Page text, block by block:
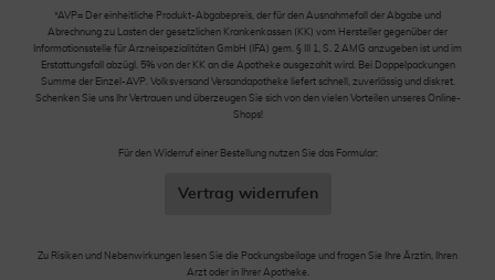
*AVP= Der einheitliche Produkt-Abgabepreis, der für den Ausnahmefall der Abgabe und
Abrechnung zu Lasten der gesetzlichen Krankenkassen (KK) vom Hersteller gegenüber der
Informationsstelle für Arzneispezialitäten GmbH (IFA) gem. § III 1, S. 2 AMG anzugeben ist und im
Erstattungsfall abzügl. 5% von der KK an die Apotheke ausgezahlt wird. Bei Doppelpackungen
Summe der Einzel-AVP. Volksversand Versandapotheke liefert schnell, zuverlässig und diskret.
Schenken Sie uns Ihr Vertrauen und überzeugen Sie sich von den vielen Vorteilen unseres Online-
Shops!
Für den Widerruf einer Bestellung nutzen Sie das Formular:
Vertrag widerrufen
Zu Risiken und Nebenwirkungen lesen Sie die Packungsbeilage und fragen Sie Ihre Ärztin, Ihren
Arzt oder in Ihrer Apotheke.